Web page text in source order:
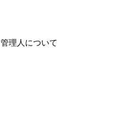
管理人について